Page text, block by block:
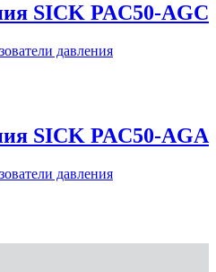
SICK PAC50-AGC
давления
SICK PAC50-AGA
давления